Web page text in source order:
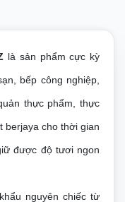
là sản phẩm cực kỳ
bếp công nghiệp,
thực phẩm, thực
berjaya cho thời gian
được độ tươi ngon
nguyên chiếc từ